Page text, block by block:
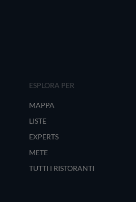
ESPLORA PER
MAPPA
LISTE
EXPERTS
METE
TUTTI I RISTORANTI